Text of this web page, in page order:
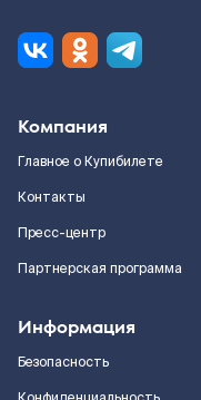
Компания
Главное о Купибилете
Контакты
Пресс-центр
Партнерская программа
Информация
Безопасность